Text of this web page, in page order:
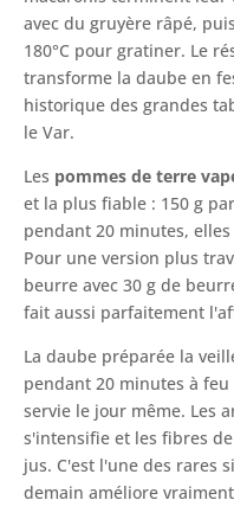
avec du gruyère râpé,
180°C pour gratiner. Le
transforme la daube en
historique des grandes
le Var.
Les pommes de terre
et la plus fiable : 150 g
pendant 20 minutes,
Pour une version plus
beurre avec 30 g de
fait aussi parfaitement
La daube préparée la
pendant 20 minutes à
servie le jour même. Les
s'intensifie et les fibres
jus. C'est l'une des rares
demain améliore